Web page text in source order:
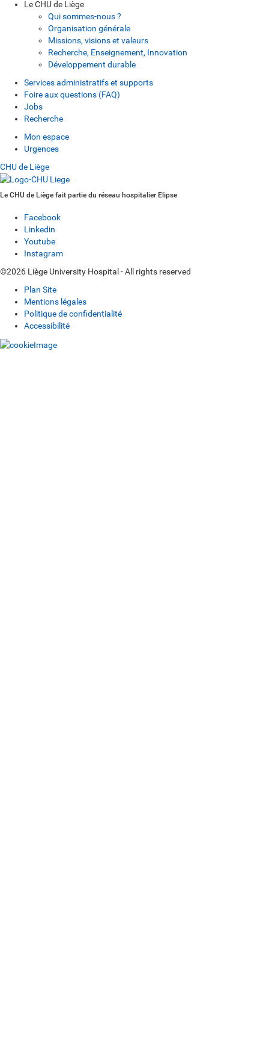
Le CHU de Liège
Qui sommes-nous ?
Organisation générale
Missions, visions et valeurs
Recherche, Enseignement, Innovation
Développement durable
Services administratifs et supports
Foire aux questions (FAQ)
Jobs
Recherche
Mon espace
Urgences
CHU de Liège
Le CHU de Liège fait partie du réseau hospitalier Elipse
Facebook
Linkedin
Youtube
Instagram
©2026 Liège University Hospital - All rights reserved
Plan Site
Mentions légales
Politique de confidentialité
Accessibilité